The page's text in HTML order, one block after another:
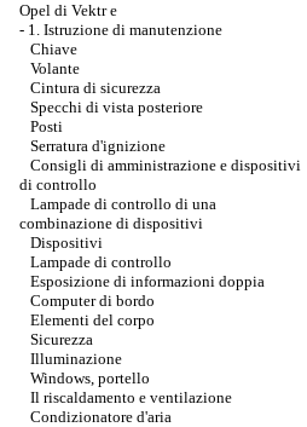
Opel di Vektr e
- 1. Istruzione di manutenzione
Chiave
Volante
Cintura di sicurezza
Specchi di vista posteriore
Posti
Serratura d'ignizione
Consigli di amministrazione e dispositivi
di controllo
Lampade di controllo di una
combinazione di dispositivi
Dispositivi
Lampade di controllo
Esposizione di informazioni doppia
Computer di bordo
Elementi del corpo
Sicurezza
Illuminazione
Windows, portello
Il riscaldamento e ventilazione
Condizionatore d'aria